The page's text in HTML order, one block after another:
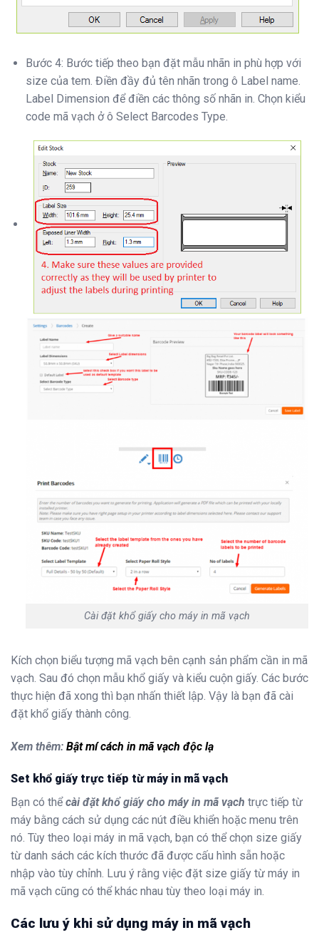
Bước 4: Bước tiếp theo bạn đặt mẫu nhãn in phù hợp với
size của tem. Điền đầy đủ tên nhãn trong ô Label name.
Label Dimension để điền các thông số nhãn in. Chọn kiểu
code mã vạch ở ô Select Barcodes Type.
Cài đặt khổ giấy cho máy in mã vạch
Kích chọn biểu tượng mã vạch bên cạnh sản phẩm cần in mã
vạch. Sau đó chọn mẫu khổ giấy và kiểu cuộn giấy. Các bước
thực hiện đã xong thì bạn nhấn thiết lập. Vậy là bạn đã cài
đặt khổ giấy thành công.
Xem thêm: Bật mí cách in mã vạch độc lạ
Set khổ giấy trực tiếp từ máy in mã vạch
Bạn có thểcài đặt khổ giấy cho máy in mã vạch trực tiếp từ
máy bằng cách sử dụng các nút điều khiển hoặc menu trên
nó. Tùy theo loại máy in mã vạch, bạn có thể chọn size giấy
từ danh sách các kích thước đã được cấu hình sẵn hoặc
nhập vào tùy chỉnh. Lưu ý rằng việc đặt size giấy từ máy in
mã vạch cũng có thể khác nhau tùy theo loại máy in.
Các lưu ý khi sử dụng máy in mã vạch